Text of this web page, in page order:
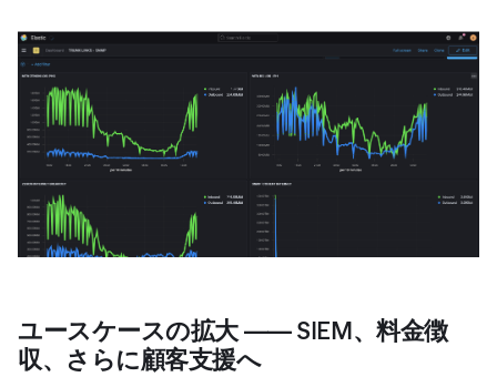
ユースケースの拡大 ―― SIEM、料金徴
収、さらに顧客支援へ